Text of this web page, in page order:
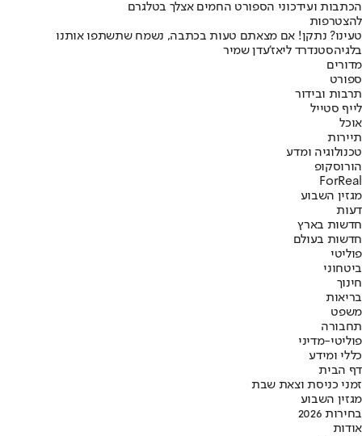
הכתבות ועידכוני הספורט החמים אצלך בטלגרם
להצטרפות
טעינו? נתקן! אם מצאתם טעות בכתבה, נשמח שתשתפו אותנו
בלגיהסטנדרד ליאז'עדן שמיר
מדורים
ספורט
תרבות ובידור
לייף סטייל
אוכל
תיירות
טכנולוגיה ומדע
הורוסקופ
ForReal
מגזין השבוע
דעות
חדשות בארץ
חדשות בעולם
פוליטי
ביטחוני
חינוך
בריאות
משפט
תחבורה
פוליטי-מדיני
כללי ומידע
דף הבית
זמני כניסת וצאת שבת
מגזין השבוע
בחירות 2026
אודות